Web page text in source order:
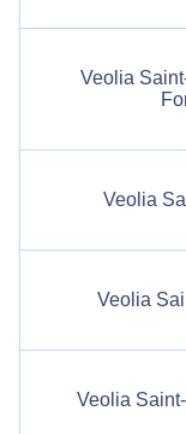
Veolia
Veolia
Veolia
Veolia